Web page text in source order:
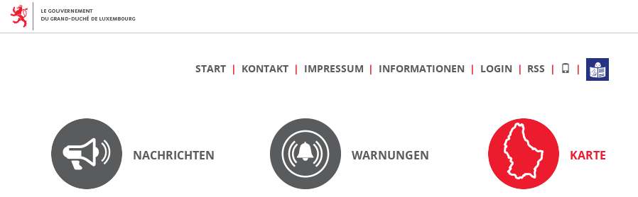
START KONTAKT IMPRESSUM INFORMATIONEN LOGIN RSS
NACHRICHTEN WARNUNGEN KARTE